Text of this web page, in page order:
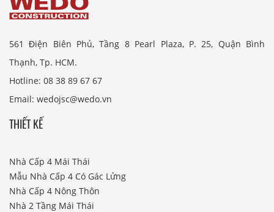
561 Điện Biên Phủ, Tầng 8 Pearl Plaza, P. 25, Quận Bình
Thạnh, Tp. HCM.
Hotline: 08 38 89 67 67
Email: wedojsc@wedo.vn
THIẾT KẾ
Nhà Cấp 4 Mái Thái
Mẫu Nhà Cấp 4 Có Gác Lửng
Nhà Cấp 4 Nông Thôn
Nhà 2 Tầng Mái Thái